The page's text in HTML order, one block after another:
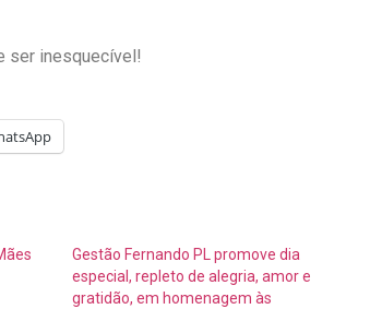
ser inesquecível!
Gestão Fernando PL promove dia
especial, repleto de alegria, amor e
gratidão, em homenagem às